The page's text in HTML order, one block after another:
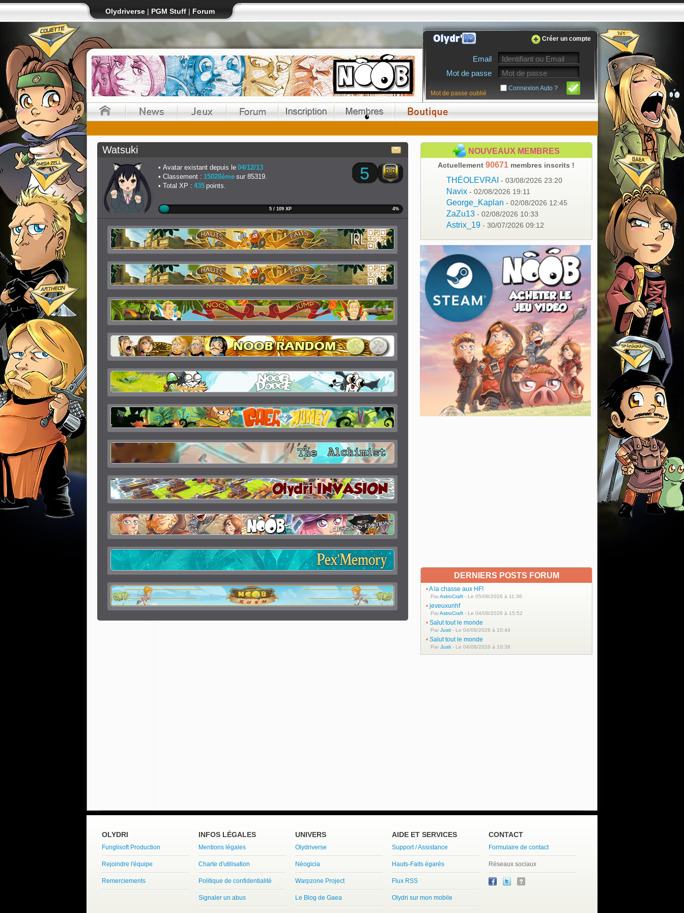
Olydriverse | PGM Stuff | Forum
Créer un compte
Email
Mot de passe
Connexion Auto ?
Mot de passe oublié
Watsuki
Avatar existant depuis le 04/12/13
Classement : 15028ème sur 85319.
Total XP : 435 points.
5
5 / 109 XP 4%
NOUVEAUX MEMBRES
Actuellement 90671 membres inscrits !
THÉOLEVRAI - 03/08/2026 23:20
Navix - 02/08/2026 19:11
George_Kaplan - 02/08/2026 12:45
ZaZu13 - 02/08/2026 10:33
Astrix_19 - 30/07/2026 09:12
DERNIERS POSTS FORUM
•A la chasse aux HF!
ParAstroCraft - Le 05/08/2026 à 11:36
• jeveuxunhf
ParAstroCraft - Le 04/08/2026 à 15:52
• Salut tout le monde
Par Justi - Le 04/08/2026 à 10:44
• Salut tout le monde
Par Justi - Le 04/08/2026 à 10:38
OLYDRI
Funglisoft Production
Rejoindre l'équipe
Remerciements
INFOS LÉGALES
Mentions légales
Charte d'utilisation
Politique de confidentialité
Signaler un abus
UNIVERS
Olydriverse
Néogicia
Warpzone Project
Le Blog de Gaea
AIDE ET SERVICES
Support / Assistance
Hauts-Faits égarés
Flux RSS
Olydri sur mon mobile
CONTACT
Formulaire de contact
Réseaux sociaux